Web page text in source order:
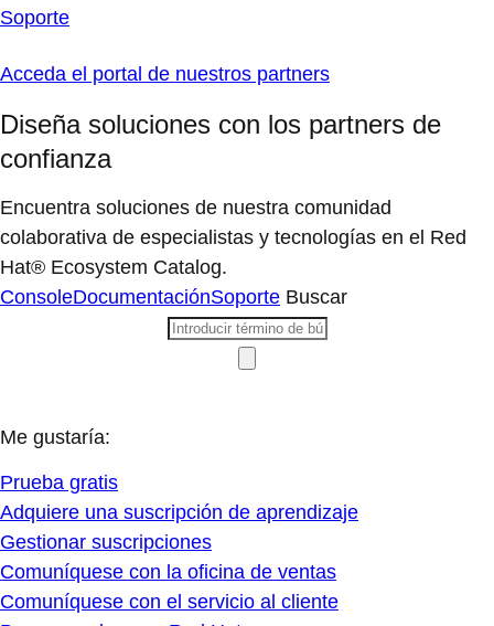
Soporte
Acceda el portal de nuestros partners
Diseña soluciones con los partners de
confianza
Encuentra soluciones de nuestra comunidad
colaborativa de especialistas y tecnologías en el Red
Hat® Ecosystem Catalog.
ConsoleDocumentaciónSoporte Buscar
Me gustaría:
Prueba gratis
Adquiere una suscripción de aprendizaje
Gestionar suscripciones
Comuníquese con la oficina de ventas
Comuníquese con el servicio al cliente